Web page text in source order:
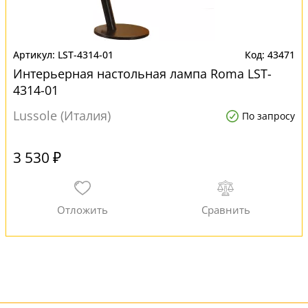
LST-4314-01 43471
Интерьерная настольная лампа Roma LST-
4314-01
Lussole (Италия)
По запросу
3 530 ₽